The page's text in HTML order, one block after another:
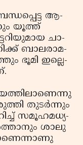
ആ­
യൂ­ത്ത്
ചാ­
ബാ­ല­രാ­മ­
ഭൂ­മി ഇ­ല്ലെ­
തു­ടര്‍ന്നും
സ­മൂ­ഹ­മ­ധ്യ­
ശാ­ലു